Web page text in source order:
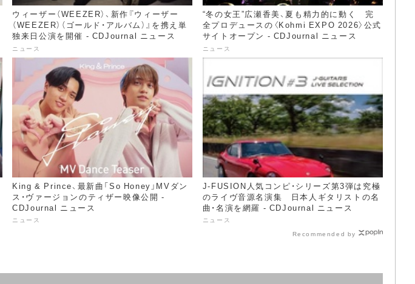
ウィーザー（WEEZER）、新作『ウィーザー
（WEEZER）（ゴールド・アルバム）』を携え単
独来日公演を開催 - CDJournal ニュース
ニュース
“冬の女王”広瀬香美、夏も精力的に動く 完
全プロデュースの〈Kohmi EXPO 2026〉公式
サイトオープン - CDJournal ニュース
ニュース
King & Prince、最新曲「So Honey」MVダン
ス・ヴァージョンのティザー映像公開 -
CDJournal ニュース
ニュース
J-FUSION人気コンピ・シリーズ第3弾は究極
のライヴ音源名演集 日本人ギタリストの名
曲・名演を網羅 - CDJournal ニュース
ニュース
Recommended by